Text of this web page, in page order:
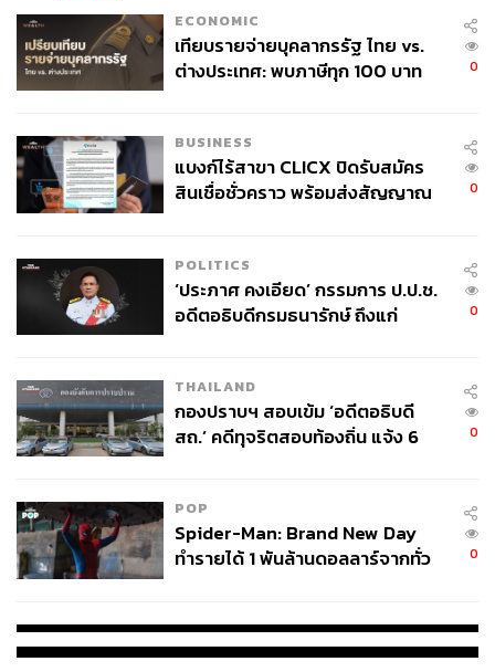
ABOUT THE AUTHOR
สำนักข่าวเศรษฐกิจ ธุรกิจ และการลงทุน โดย
ทีมข่าว THE STANDARD
ECONOMIC
เทียบรายจ่ายบุคลากรรัฐ ไทย vs.
ต่างประเทศ: พบภาษีทุก 100 บาท
0
BUSINESS
แบงก์ไร้สาขา CLICX ปิดรับสมัคร
สินเชื่อชั่วคราว พร้อมส่งสัญญาณ
0
POLITICS
‘ประภาศ คงเอียด’ กรรมการ ป.ป.ช.
อดีตอธิบดีกรมธนารักษ์ ถึงแก่
0
THAILAND
กองปราบฯ สอบเข้ม ‘อดีตอธิบดี
สถ.’ คดีทุจริตสอบท้องถิ่น แจ้ง 6
0
POP
Spider-Man: Brand New Day
ทำรายได้ 1 พันล้านดอลลาร์จากทั่ว
0